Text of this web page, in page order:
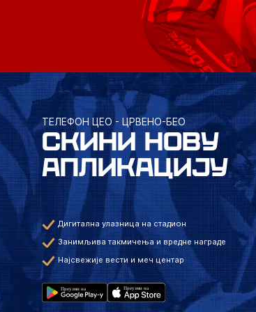
ТЕЛЕФОН ЦЕО - ЦРВЕНО-БЕО
СКИНИ НОВУ
АПЛИКАЦИЈУ
Дигитална улазница на стадион
Занимљива такмичења и вредне награде
Најсвежије вести и меч центар